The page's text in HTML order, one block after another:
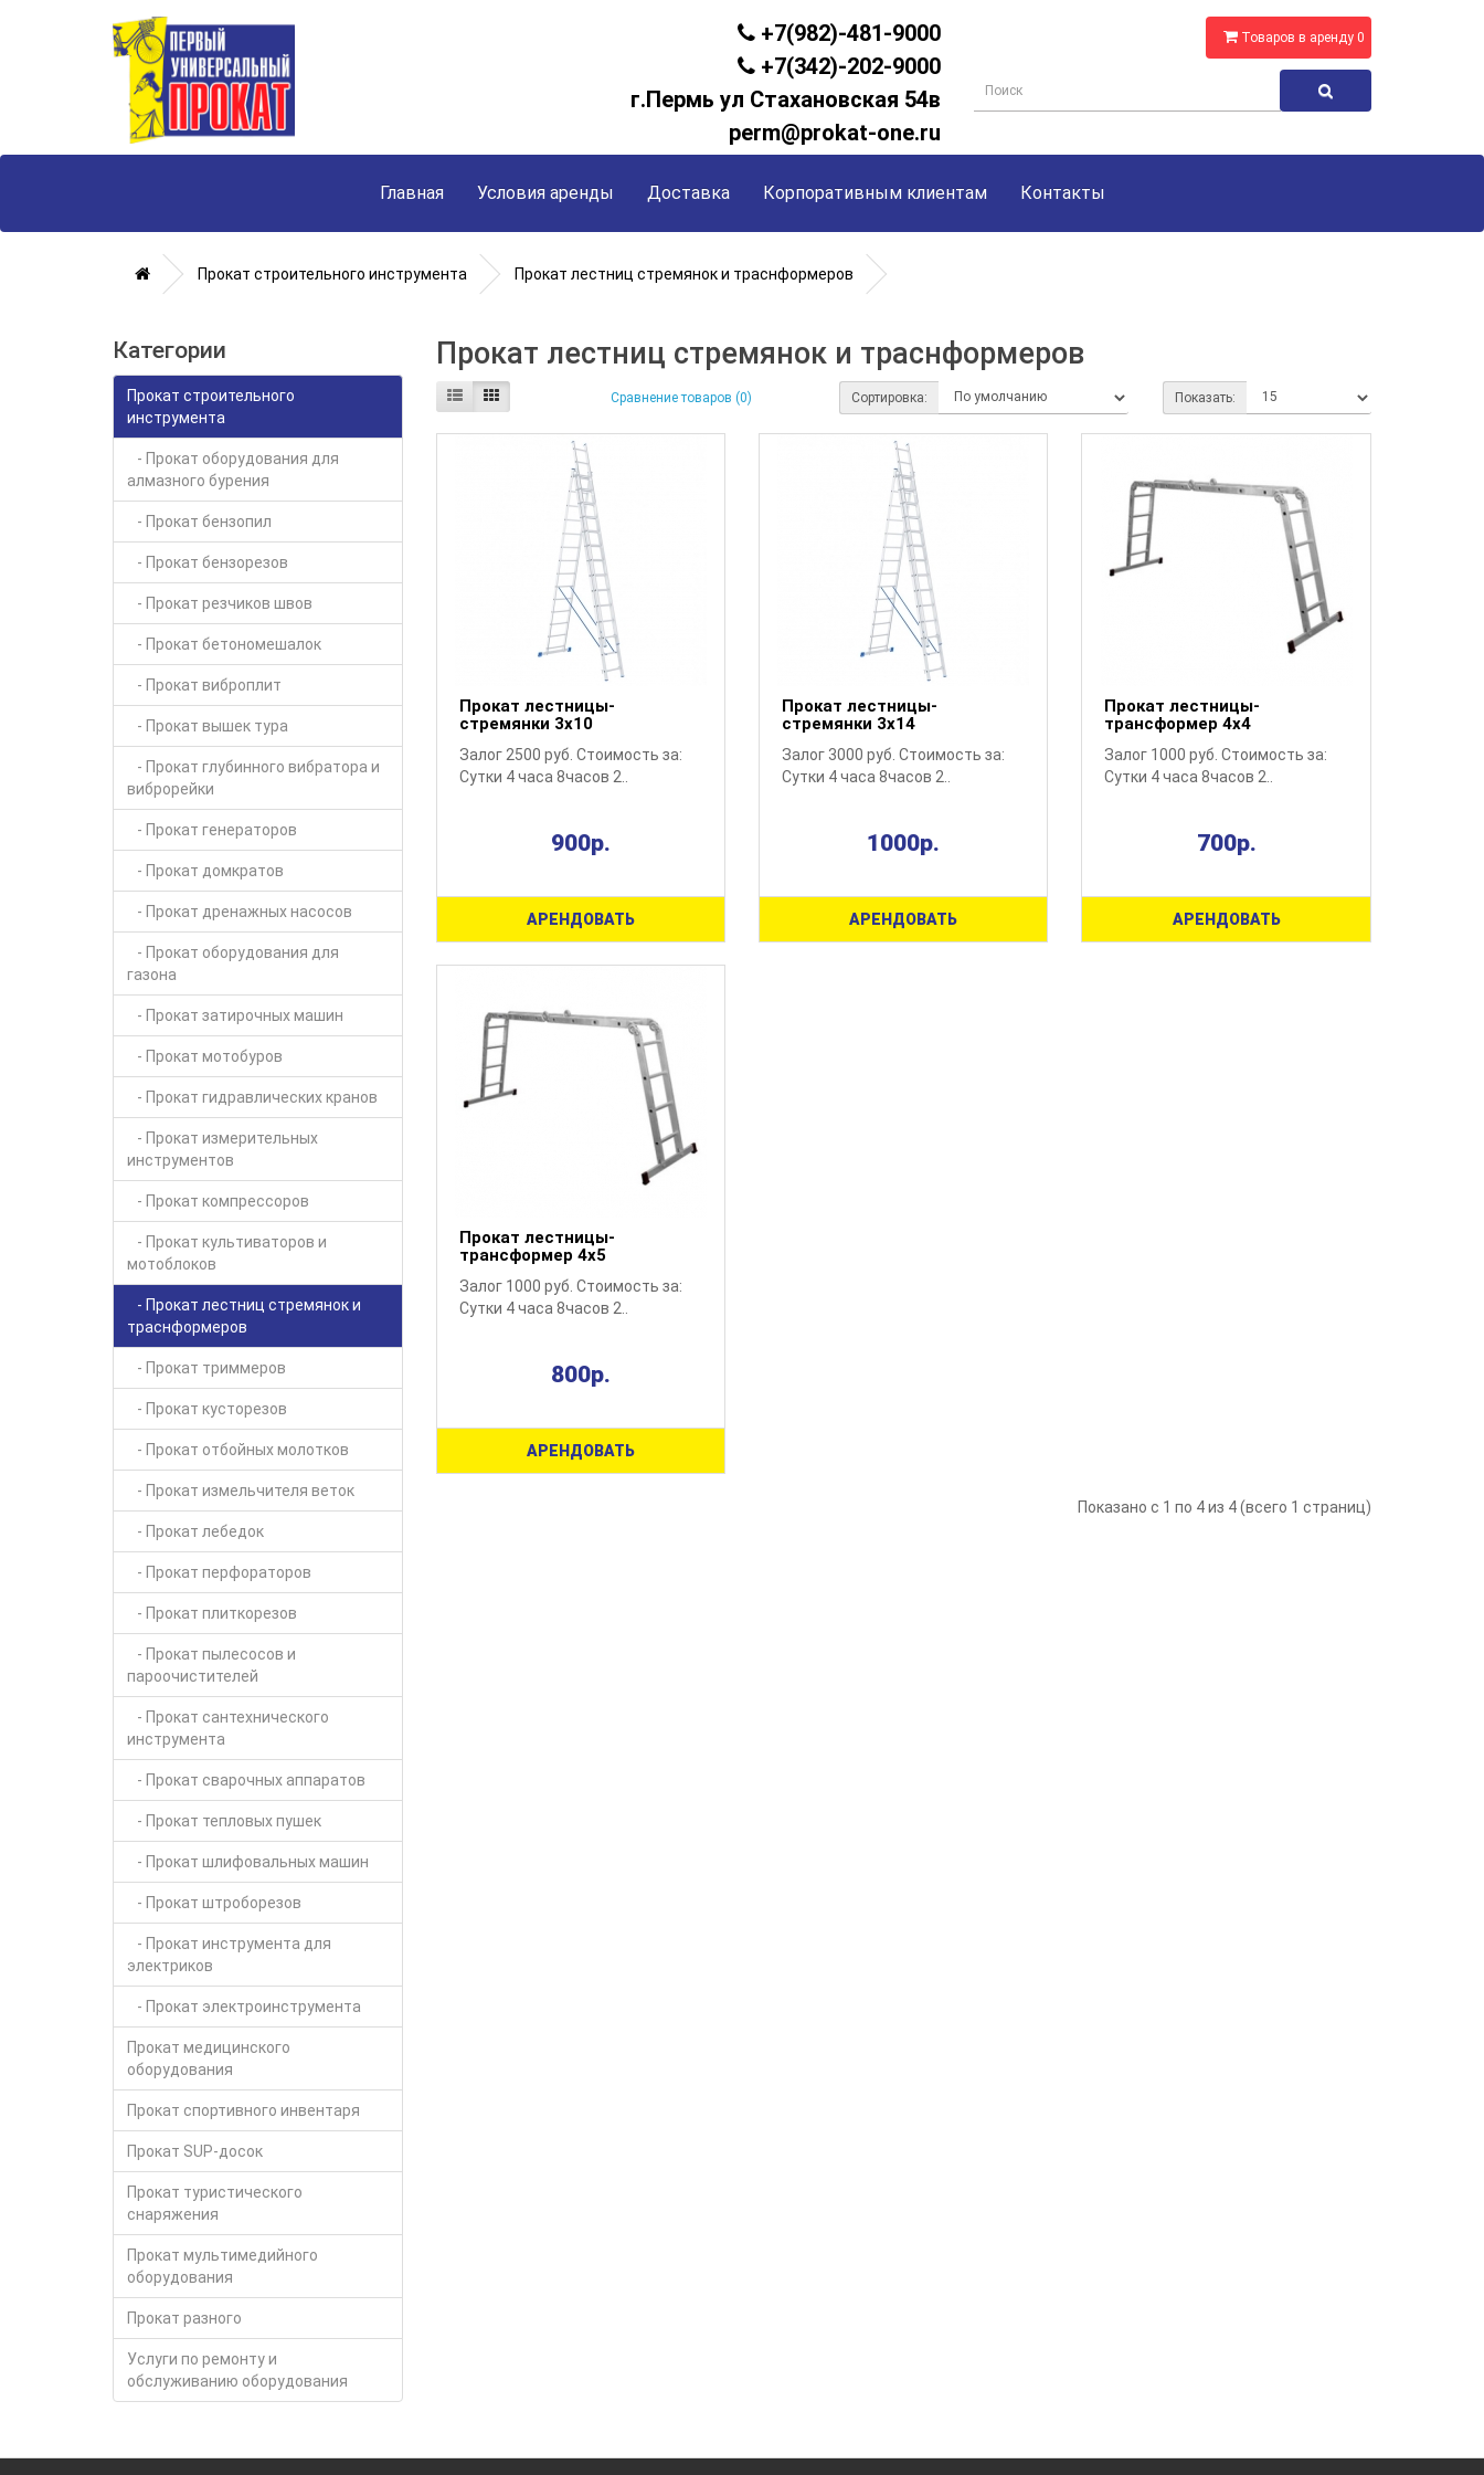
+7(982)-481-9000
+7(342)-202-9000
г.Пермь ул Стахановская 54в
perm@prokat-one.ru
Товаров в аренду 0
Главная Условия аренды Доставка Корпоративным клиентам Контакты
Прокат строительного инструмента Прокат лестниц стремянок и траснформеров
Категории
Прокат строительного
инструмента
- Прокат оборудования для
алмазного бурения
- Прокат бензопил
- Прокат бензорезов
- Прокат резчиков швов
- Прокат бетономешалок
- Прокат виброплит
- Прокат вышек тура
- Прокат глубинного вибратора и
виброрейки
- Прокат генераторов
- Прокат домкратов
- Прокат дренажных насосов
- Прокат оборудования для
газона
- Прокат затирочных машин
- Прокат мотобуров
- Прокат гидравлических кранов
- Прокат измерительных
инструментов
- Прокат компрессоров
- Прокат культиваторов и
мотоблоков
- Прокат лестниц стремянок и
траснформеров
- Прокат триммеров
- Прокат кусторезов
- Прокат отбойных молотков
- Прокат измельчителя веток
- Прокат лебедок
- Прокат перфораторов
- Прокат плиткорезов
- Прокат пылесосов и
пароочистителей
- Прокат сантехнического
инструмента
- Прокат сварочных аппаратов
- Прокат тепловых пушек
- Прокат шлифовальных машин
- Прокат штроборезов
- Прокат инструмента для
электриков
- Прокат электроинструмента
Прокат медицинского
оборудования
Прокат спортивного инвентаря
Прокат SUP-досок
Прокат туристического
снаряжения
Прокат мультимедийного
оборудования
Прокат разного
Услуги по ремонту и
обслуживанию оборудования
Прокат лестниц стремянок и траснформеров
Сравнение товаров (0) Сортировка: Показать:
Прокат лестницы-
стремянки 3х10
Залог 2500 руб. Стоимость за:
Сутки 4 часа 8часов 2..
900р.
АРЕНДОВАТЬ
Прокат лестницы-
стремянки 3х14
Залог 3000 руб. Стоимость за:
Сутки 4 часа 8часов 2..
1000р.
АРЕНДОВАТЬ
Прокат лестницы-
трансформер 4х4
Залог 1000 руб. Стоимость за:
Сутки 4 часа 8часов 2..
700р.
АРЕНДОВАТЬ
Прокат лестницы-
трансформер 4х5
Залог 1000 руб. Стоимость за:
Сутки 4 часа 8часов 2..
800р.
АРЕНДОВАТЬ
Показано с 1 по 4 из 4 (всего 1 страниц)